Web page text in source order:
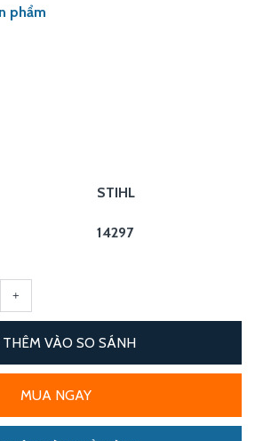
phẩm
STIHL
14297
+
THÊM VÀO SO SÁNH
MUA NGAY